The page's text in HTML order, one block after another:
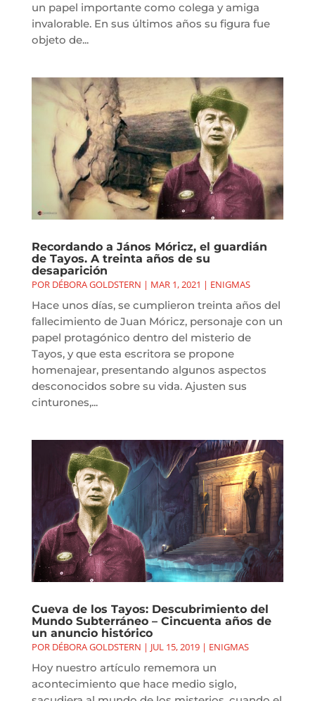
un papel importante como colega y amiga
invalorable. En sus últimos años su figura fue
objeto de...
Recordando a János Móricz, el guardián
de Tayos. A treinta años de su
desaparición
POR DÉBORA GOLDSTERN | MAR 1, 2021 | ENIGMAS
Hace unos días, se cumplieron treinta años del
fallecimiento de Juan Móricz, personaje con un
papel protagónico dentro del misterio de
Tayos, y que esta escritora se propone
homenajear, presentando algunos aspectos
desconocidos sobre su vida. Ajusten sus
cinturones,...
Cueva de los Tayos: Descubrimiento del
Mundo Subterráneo – Cincuenta años de
un anuncio histórico
POR DÉBORA GOLDSTERN | JUL 15, 2019| ENIGMAS
Hoy nuestro artículo rememora un
acontecimiento que hace medio siglo,